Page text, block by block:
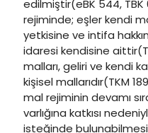
edilmiştir(eBK 544, TBK
rejiminde; eşler kendi
yetkisine ve intifa
idaresi kendisine
malları, geliri ve kendi
kişisel mallarıdır(TKM
mal rejiminin devamı
varlığına katkısı
isteğinde